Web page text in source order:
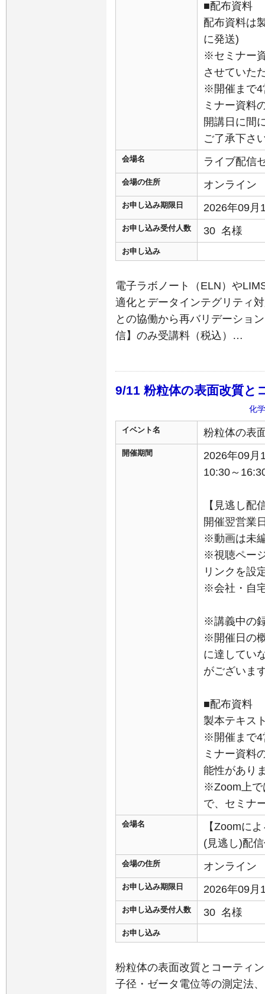
■配布資料
配布資料は
に発送)
※セミナー
させていた
※開催まで4
ミナー資料
開講日に間
ご了承下さ
会場名 ライブ配信
会場の住所 オンライン
お申し込み期限日 2026年09月
お申し込み受付人数 30 名様
お申し込み
電子ラボノート（ELN）や
適化とデータインテグリティ
との協働から再バリデーショ
信】のみ受講料（税込）…
9/11 粉粒体の表面改質と
化
イベント名 粉粒体の表
開催期間
2026年09月
10:30～
【見逃し配
開催翌営業
※動画は未
※視聴ペー
リンクを設
※会社・自
※講義中の
※開催日の
に達してい
がございま
■配布資料
製本テキス
※開催まで4
ミナー資料
能性があり
※Zoom上で
で、セミナ
会場名
【Zoomに
(見逃し)配
会場の住所 オンライン
お申し込み期限日 2026年09月
お申し込み受付人数 30 名様
お申し込み
粉粒体の表面改質とコーティ
子径・ゼータ電位等の測定法